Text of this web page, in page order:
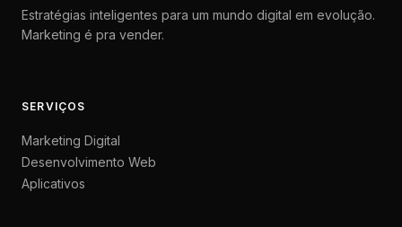
Estratégias inteligentes para um mundo digital em evolução.
Marketing é pra vender.
SERVIÇOS
Marketing Digital
Desenvolvimento Web
Aplicativos